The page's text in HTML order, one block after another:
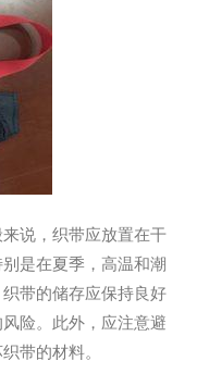
说，织带应放置在干
是在夏季，高温和潮
带的储存应保持良好
险。此外，应注意避
带的材料。